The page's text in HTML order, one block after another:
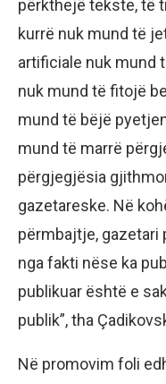
përkthejë tekste, të
kurrë nuk mund të
artificiale nuk mund
nuk mund të fitojë
mund të bëjë
mund të marrë
përgjegjësia
gazetareske. Në
përmbajtje, gazetari
nga fakti nëse ka
publikuar është e
publik”, tha
Në promovim foli